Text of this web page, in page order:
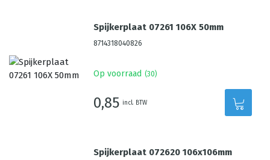
Spijkerplaat 07261 106X 50mm
8714318040826
Op voorraad (30)
0,85 incl. BTW
Spijkerplaat 072620 106x106mm